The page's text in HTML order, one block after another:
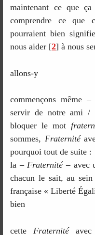
maintenant ce que
comprendre ce que
pourraient bien
nous aider [2] à nous
allons-y
commençons même
servir de notre ami /
bloquer le mot
sommes, Fraternité
pourquoi tout de suite :
la –Fraternité– avec
chacun le sait, au
française « Liberté
bien
cette Fraternité